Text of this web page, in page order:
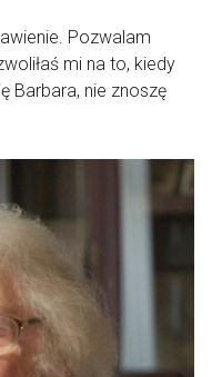
Pozwalam
mi na to, kiedy
Barbara, nie znoszę